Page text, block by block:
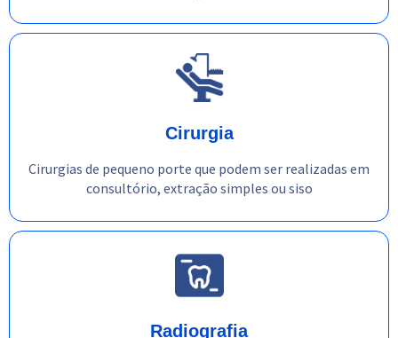
Cirurgia
Cirurgias de pequeno porte que podem ser realizadas em
consultório, extração simples ou siso
Radiografia